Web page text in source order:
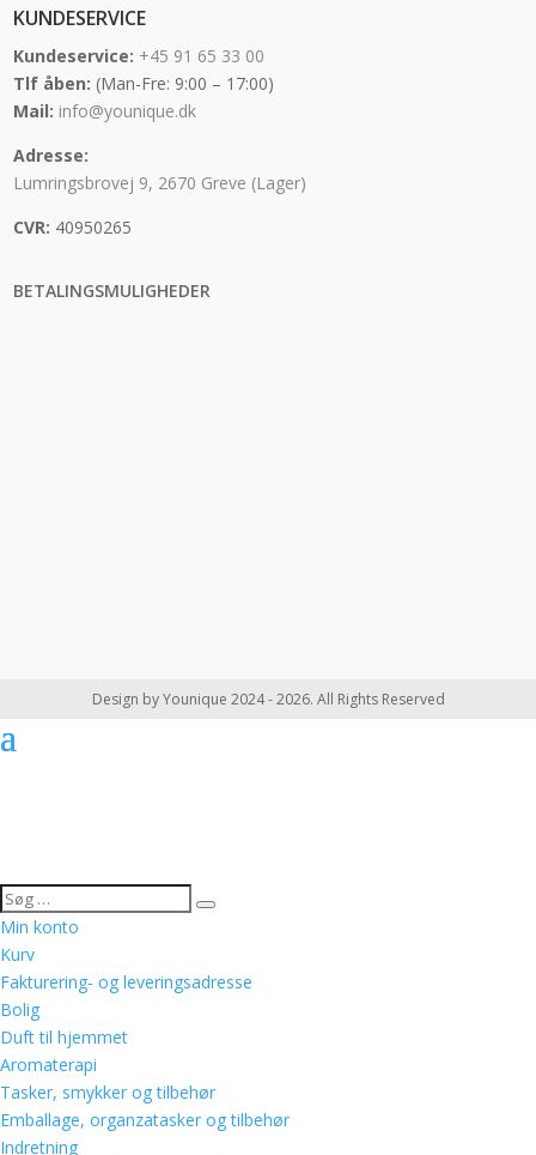
KUNDESERVICE
Kundeservice: +45 91 65 33 00
Tlf åben: (Man-Fre: 9:00 – 17:00)
Mail: info@younique.dk
Adresse:
Lumringsbrovej 9, 2670 Greve (Lager)
CVR: 40950265
BETALINGSMULIGHEDER
Design by Younique 2024 - 2026. All Rights Reserved
Min konto
Kurv
Fakturering- og leveringsadresse
Bolig
Duft til hjemmet
Aromaterapi
Tasker, smykker og tilbehør
Emballage, organzatasker og tilbehør
Indretning